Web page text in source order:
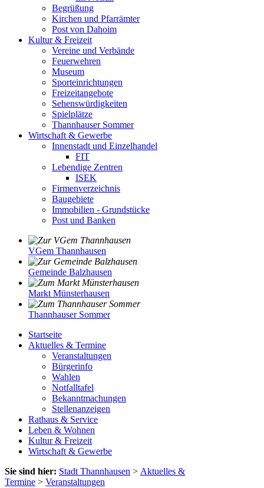
Begrüßung
Kirchen und Pfarrämter
Post von Dahoim
Kultur & Freizeit
Vereine und Verbände
Feuerwehren
Museum
Sporteinrichtungen
Freizeitangebote
Sehenswürdigkeiten
Spielplätze
Thannhauser Sommer
Wirtschaft & Gewerbe
Innenstadt und Einzelhandel
FIT
Lebendige Zentren
ISEK
Firmenverzeichnis
Baugebiete
Immobilien - Grundstücke
Post und Banken
VGem Thannhausen
Gemeinde Balzhausen
Markt Münsterhausen
Thannhauser Sommer
Startseite
Aktuelles & Termine
Veranstaltungen
Bürgerinfo
Wahlen
Notfalltafel
Bekanntmachungen
Stellenanzeigen
Rathaus & Service
Leben & Wohnen
Kultur & Freizeit
Wirtschaft & Gewerbe
Sie sind hier: Stadt Thannhausen > Aktuelles &
Termine > Veranstaltungen